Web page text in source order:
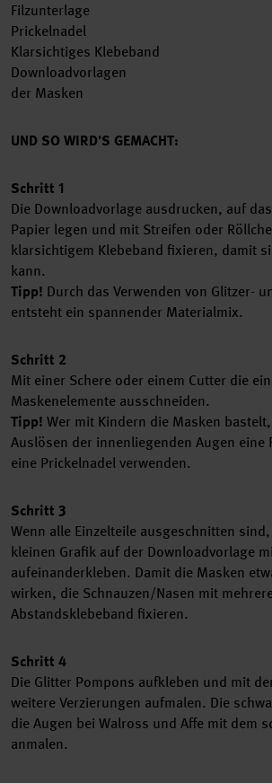
Filzunterlage
Prickelnadel
Klarsichtiges Klebeband
Downloadvorlagen
der Masken
UND SO WIRD'S GEMACHT:
Schritt 1
Die Downloadvorlage ausdrucken, auf
Papier legen und mit Streifen oder
klarsichtigem Klebeband fixieren, damit
kann.
Tipp! Durch das Verwenden von Glitzer-
entsteht ein spannender Materialmix.
Schritt 2
Mit einer Schere oder einem Cutter die
Maskenelemente ausschneiden.
Tipp! Wer mit Kindern die Masken
Auslösen der innenliegenden Augen eine
eine Prickelnadel verwenden.
Schritt 3
Wenn alle Einzelteile ausgeschnitten
kleinen Grafik auf der Downloadvorlage
aufeinanderkleben. Damit die Masken
wirken, die Schnauzen/Nasen mit
Abstandsklebeband fixieren.
Schritt 4
Die Glitter Pompons aufkleben und mit
weitere Verzierungen aufmalen. Die
die Augen bei Walross und Affe mit dem
anmalen.